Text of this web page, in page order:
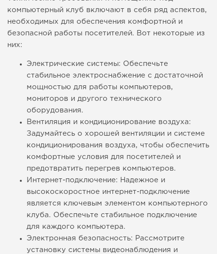
компьютерный клуб включают в себя ряд аспектов,
необходимых для обеспечения комфортной и
безопасной работы посетителей. Вот некоторые из
них:
Электрические системы: Обеспечьте
стабильное электроснабжение с достаточной
мощностью для работы компьютеров,
мониторов и другого технического
оборудования.
Вентиляция и кондиционирование воздуха:
Задумайтесь о хорошей вентиляции и системе
кондиционирования воздуха, чтобы обеспечить
комфортные условия для посетителей и
предотвратить перегрев компьютеров.
Интернет-подключение: Надежное и
высокоскоростное интернет-подключение
является ключевым элементом компьютерного
клуба. Обеспечьте стабильное подключение
для каждого компьютера.
Электронная безопасность: Рассмотрите
установку системы видеонаблюдения и